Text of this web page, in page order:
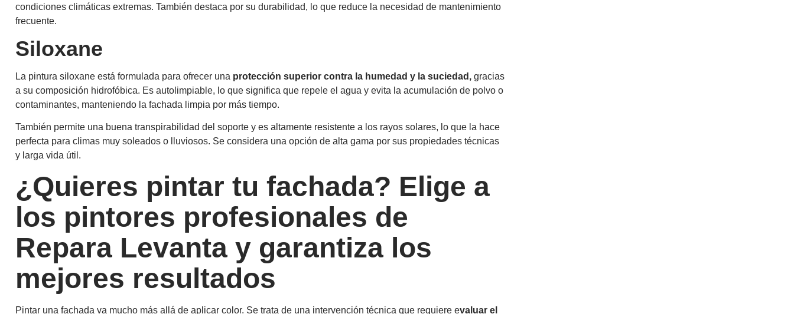
condiciones climáticas extremas. También destaca por su durabilidad, lo que reduce la necesidad de mantenimiento
frecuente.
Siloxane
La pintura siloxane está formulada para ofrecer una protección superior contra la humedad y la suciedad, gracias
a su composición hidrofóbica. Es autolimpiable, lo que significa que repele el agua y evita la acumulación de polvo o
contaminantes, manteniendo la fachada limpia por más tiempo.
También permite una buena transpirabilidad del soporte y es altamente resistente a los rayos solares, lo que la hace
perfecta para climas muy soleados o lluviosos. Se considera una opción de alta gama por sus propiedades técnicas
y larga vida útil.
¿Quieres pintar tu fachada? Elige a
los pintores profesionales de
Repara Levanta y garantiza los
mejores resultados
Pintar una fachada va mucho más allá de aplicar color. Se trata de una intervención técnica que requiere evaluar el